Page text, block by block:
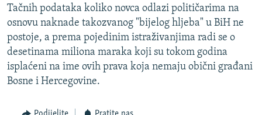
Tačnih podataka koliko novca odlazi političarima na
osnovu naknade takozvanog "bijelog hljeba" u BiH ne
postoje, a prema pojedinim istraživanjima radi se o
desetinama miliona maraka koji su tokom godina
isplaćeni na ime ovih prava koja nemaju obični građani
Bosne i Hercegovine.